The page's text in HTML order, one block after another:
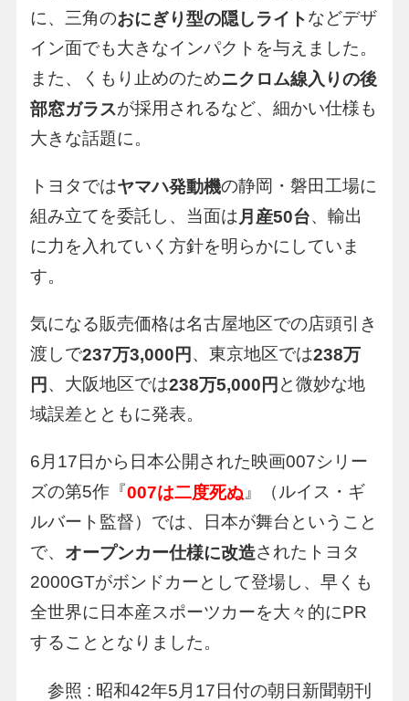
に、三角のおにぎり型の隠しライトなどデザ
イン面でも大きなインパクトを与えました。
また、くもり止めのためニクロム線入りの後
部窓ガラスが採用されるなど、細かい仕様も
大きな話題に。
トヨタではヤマハ発動機の静岡・磐田工場に
組み立てを委託し、当面は月産50台、輸出
に力を入れていく方針を明らかにしていま
す。
気になる販売価格は名古屋地区での店頭引き
渡しで237万3,000円 、東京地区では238万
円 、大阪地区では238万5,000円 と微妙な地
域誤差とともに発表。
6月17日から日本公開された映画007シリー
ズの第5作『007は二度死ぬ』（ルイス・ギ
ルバート監督）では、日本が舞台ということ
で、 オープンカー仕様に改造されたトヨタ
2000GTがボンドカーとして登場し、早くも
全世界に日本産スポーツカーを大々的にPR
することとなりました。
参照 : 昭和42年5月17日付の朝日新聞朝刊